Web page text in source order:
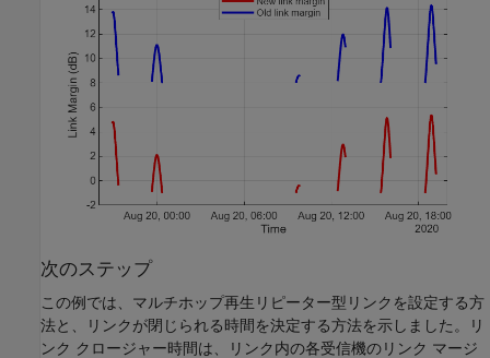
次のステップ
この例では、マルチホップ再生リピーター型リンクを設定する方
法と、リンクが閉じられる時間を決定する方法を示しました。リ
ンク クロージャー時間は、リンク内の各受信機のリンク マージ